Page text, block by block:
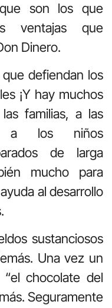
son los que
ventajas que
Dinero.
defiendan los
¡Y hay muchos
familias, a las
a los niños
de larga
mucho para
al desarrollo
sustanciosos
Una vez un
chocolate del
Seguramente